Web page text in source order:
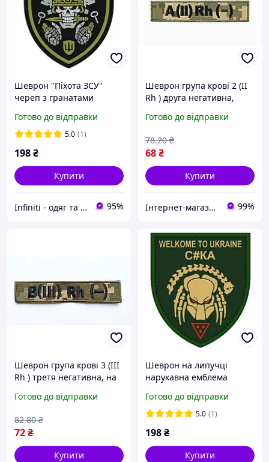
Шеврон "Піхота ЗСУ"
череп з гранатами
Шеврон на липучці ЗСУ
Готово до відправки
5.0 (1)
198₴
Купити
Infiniti - одяг та аксесуари 95%
Шеврон група крові 2 (II
Rh ) друга негативна,
саржа, вишивка
Готово до відправки
68₴
78.20 ₴
Купити
Інтернет-магазин «Світ іграшок» 99%
Шеврон група крові 3 (III
Rh ) третя негативна, на
олива, саржа, вишивка
Готово до відправки
72₴
82.80 ₴
Купити
Шеврон на липучці
нарукавна емблема
Ласкаво просимо до
України, хижака, ЗСУ
Готово до відправки
5.0 (1)
198₴
Купити